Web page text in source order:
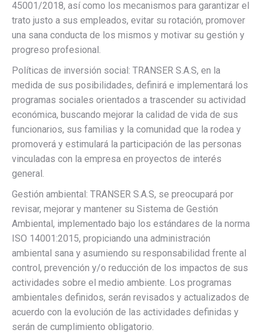
45001/2018, así como los mecanismos para garantizar el
trato justo a sus empleados, evitar su rotación, promover
una sana conducta de los mismos y motivar su gestión y
progreso profesional.
Políticas de inversión social: TRANSER S.A.S, en la
medida de sus posibilidades, definirá e implementará los
programas sociales orientados a trascender su actividad
económica, buscando mejorar la calidad de vida de sus
funcionarios, sus familias y la comunidad que la rodea y
promoverá y estimulará la participación de las personas
vinculadas con la empresa en proyectos de interés
general.
Gestión ambiental: TRANSER S.A.S, se preocupará por
revisar, mejorar y mantener su Sistema de Gestión
Ambiental, implementado bajo los estándares de la norma
ISO 14001:2015, propiciando una administración
ambiental sana y asumiendo su responsabilidad frente al
control, prevención y/o reducción de los impactos de sus
actividades sobre el medio ambiente. Los programas
ambientales definidos, serán revisados y actualizados de
acuerdo con la evolución de las actividades definidas y
serán de cumplimiento obligatorio.